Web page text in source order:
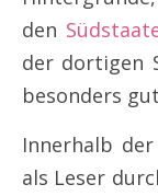
den
der dortigen
besonders
Innerhalb
als Leser